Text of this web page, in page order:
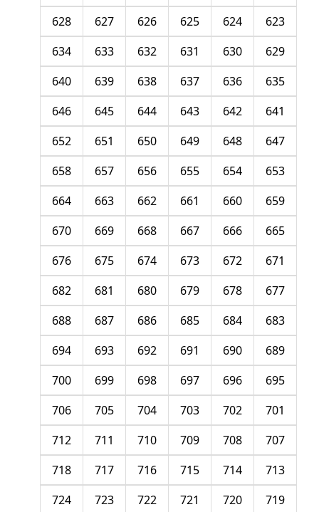
623
624
625
626
627
628
629
630
631
632
633
634
635
636
637
638
639
640
641
642
643
644
645
646
647
648
649
650
651
652
653
654
655
656
657
658
659
660
661
662
663
664
665
666
667
668
669
670
671
672
673
674
675
676
677
678
679
680
681
682
683
684
685
686
687
688
689
690
691
692
693
694
695
696
697
698
699
700
701
702
703
704
705
706
707
708
709
710
711
712
713
714
715
716
717
718
719
720
721
722
723
724